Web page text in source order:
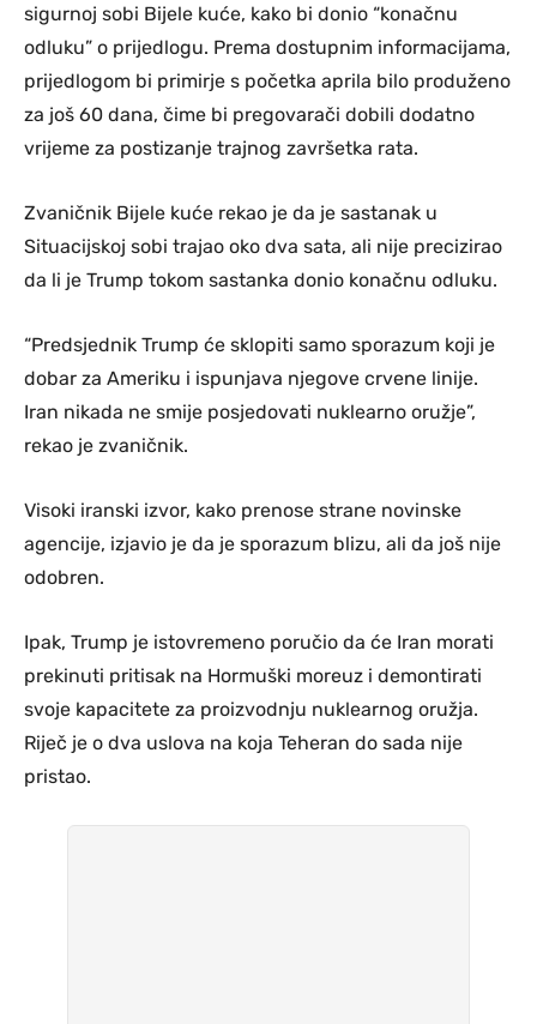
sigurnoj sobi Bijele kuće, kako bi donio “konačnu
odluku” o prijedlogu. Prema dostupnim informacijama,
prijedlogom bi primirje s početka aprila bilo produženo
za još 60 dana, čime bi pregovarači dobili dodatno
vrijeme za postizanje trajnog završetka rata.
Zvaničnik Bijele kuće rekao je da je sastanak u
Situacijskoj sobi trajao oko dva sata, ali nije precizirao
da li je Trump tokom sastanka donio konačnu odluku.
“Predsjednik Trump će sklopiti samo sporazum koji je
dobar za Ameriku i ispunjava njegove crvene linije.
Iran nikada ne smije posjedovati nuklearno oružje”,
rekao je zvaničnik.
Visoki iranski izvor, kako prenose strane novinske
agencije, izjavio je da je sporazum blizu, ali da još nije
odobren.
Ipak, Trump je istovremeno poručio da će Iran morati
prekinuti pritisak na Hormuški moreuz i demontirati
svoje kapacitete za proizvodnju nuklearnog oružja.
Riječ je o dva uslova na koja Teheran do sada nije
pristao.